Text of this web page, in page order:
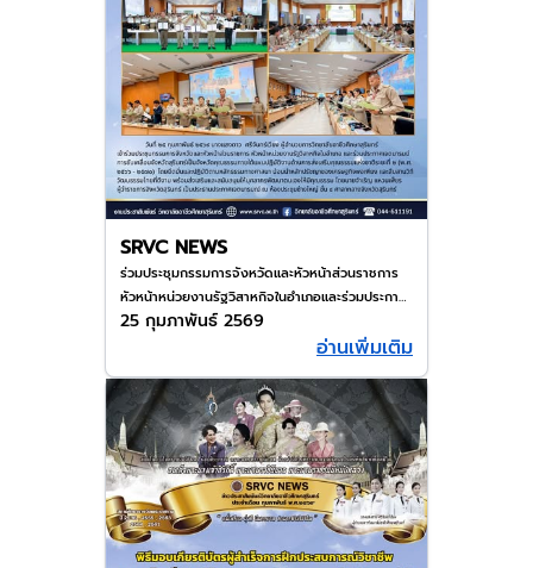
SRVC NEWS
ร่วมประชุมกรรมการจังหวัดและหัวหน้าส่วนราชการ​
หัวหน้าหน่วยงานรัฐวิสาหกิจในอำเภอและร่วมประกาศ
เจตนารมย์การขับเคลื่อนจังหวัดสุรินทร์เป็นจังหวัด
คุณธรรมภายใต้แผนปฏิบัติงานด้านการส่งเสริม
25 กุมภาพันธ์ 2569
อ่านเพิ่มเติม